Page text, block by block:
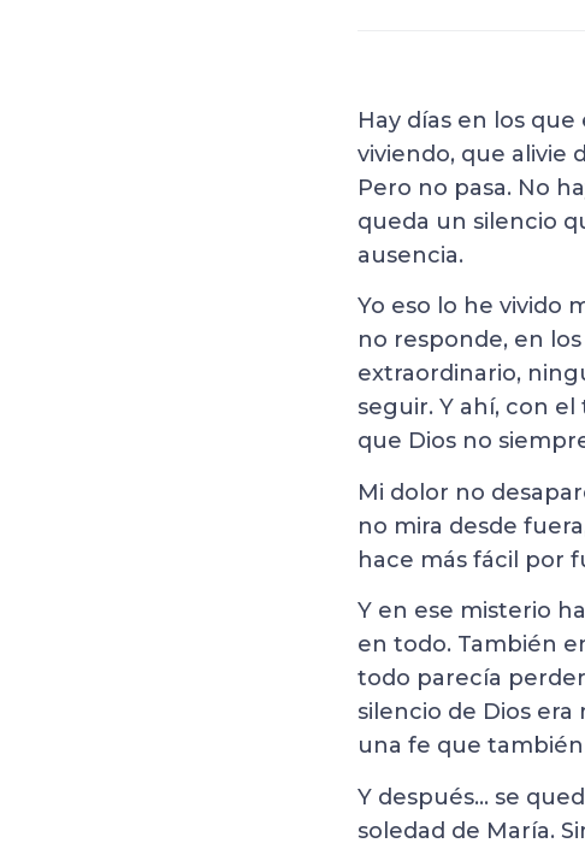
Hay días en los
viviendo, que alivie
Pero no pasa. No
queda un silencio
ausencia.
Yo eso lo he vivido
no responde, en
extraordinario,
seguir. Y ahí, con
que Dios no
Mi dolor no
no mira desde
hace más fácil por
Y en ese misterio
en todo. También
todo parecía
silencio de Dios
una fe que
Y después… se
soledad de María.